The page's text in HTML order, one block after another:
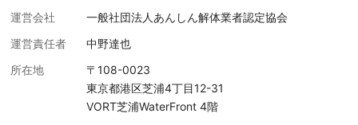
運営会社
一般社団法人あんしん解体業者認定協会
運営責任者
中野達也
所在地
〒108-0023
東京都港区芝浦4丁目12-31
VORT芝浦WaterFront 4階